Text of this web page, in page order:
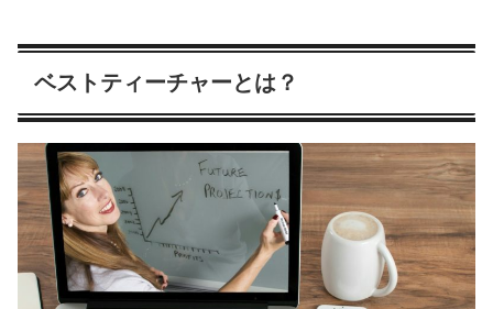
ベストティーチャーとは？